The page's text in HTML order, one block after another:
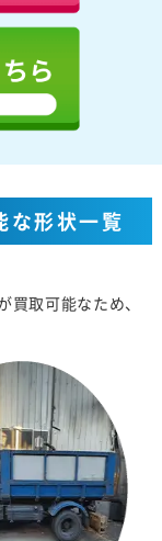
な形状一覧
取可能なため、